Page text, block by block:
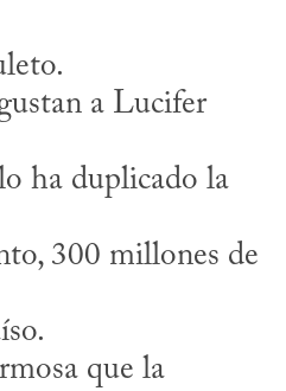
a Lucifer
ha duplicado la
300 millones de
que la